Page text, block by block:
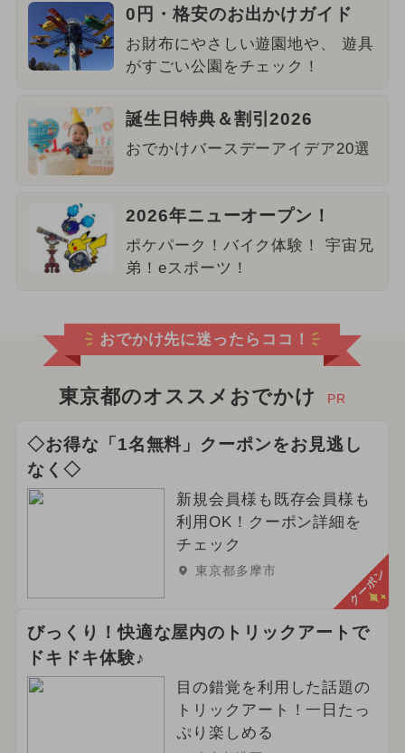
0円・格安のお出かけガイド
お財布にやさしい遊園地や、 遊具
がすごい公園をチェック！
誕生日特典＆割引2026
おでかけバースデーアイデア20選
2026年ニューオープン！
ポケパーク！バイク体験！ 宇宙兄
弟！eスポーツ！
おでかけ先に迷ったらココ！
東京都のオススメおでかけ PR
◇お得な「1名無料」クーポンをお見逃し
なく◇
新規会員様も既存会員様も
利用OK！クーポン詳細を
チェック
東京都多摩市 クーポン
びっくり！快適な屋内のトリックアートで
ドキドキ体験♪
目の錯覚を利用した話題の
トリックアート！一日たっ
ぷり楽しめる